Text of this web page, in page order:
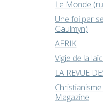
Le Monde
Une foi par
Gaulmyn)
AFRIK
Vigie de la
LA REVUE
Magazine